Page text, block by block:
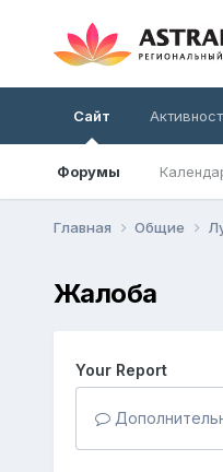
Сайт
Форумы
Главная Общие
Жалоба
Your Report